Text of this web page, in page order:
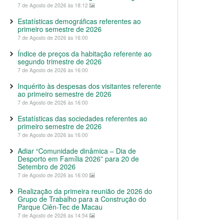
7 de Agosto de 2026 às 18:12
Estatísticas demográficas referentes ao
primeiro semestre de 2026
7 de Agosto de 2026 às 16:00
Índice de preços da habitação referente ao
segundo trimestre de 2026
7 de Agosto de 2026 às 16:00
Inquérito às despesas dos visitantes referente
ao primeiro semestre de 2026
7 de Agosto de 2026 às 16:00
Estatísticas das sociedades referentes ao
primeiro semestre de 2026
7 de Agosto de 2026 às 16:00
Adiar “Comunidade dinâmica – Dia de
Desporto em Família 2026” para 20 de
Setembro de 2026
7 de Agosto de 2026 às 16:00
Realização da primeira reunião de 2026 do
Grupo de Trabalho para a Construção do
Parque Ciên-Tec de Macau
7 de Agosto de 2026 às 14:54